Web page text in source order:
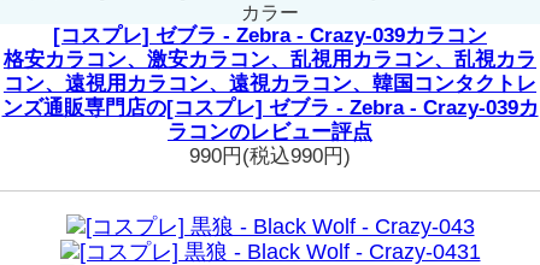
カラー
[コスプレ] ゼブラ - Zebra - Crazy-039カラコン
格安カラコン、激安カラコン、乱視用カラコン、乱視カラ
コン、遠視用カラコン、遠視カラコン、韓国コンタクトレ
ンズ通販専門店の[コスプレ] ゼブラ - Zebra - Crazy-039カ
ラコンのレビュー評点
990円 (税込990円)